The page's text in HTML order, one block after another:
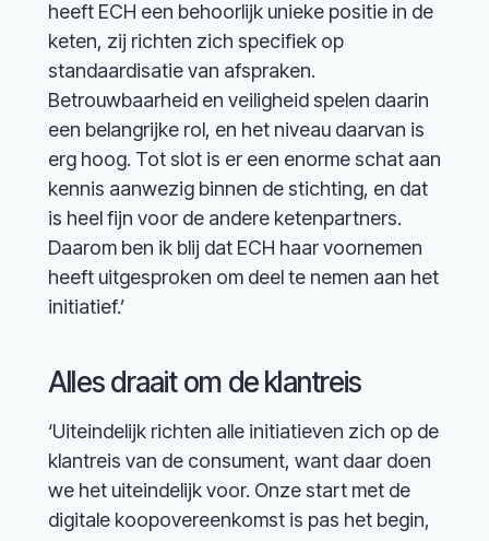
heeft ECH een behoorlijk unieke positie in de
keten, zij richten zich specifiek op
standaardisatie van afspraken.
Betrouwbaarheid en veiligheid spelen daarin
een belangrijke rol, en het niveau daarvan is
erg hoog. Tot slot is er een enorme schat aan
kennis aanwezig binnen de stichting, en dat
is heel fijn voor de andere ketenpartners.
Daarom ben ik blij dat ECH haar voornemen
heeft uitgesproken om deel te nemen aan het
initiatief.’
Alles draait om de klantreis
‘Uiteindelijk richten alle initiatieven zich op de
klantreis van de consument, want daar doen
we het uiteindelijk voor. Onze start met de
digitale koopovereenkomst is pas het begin,